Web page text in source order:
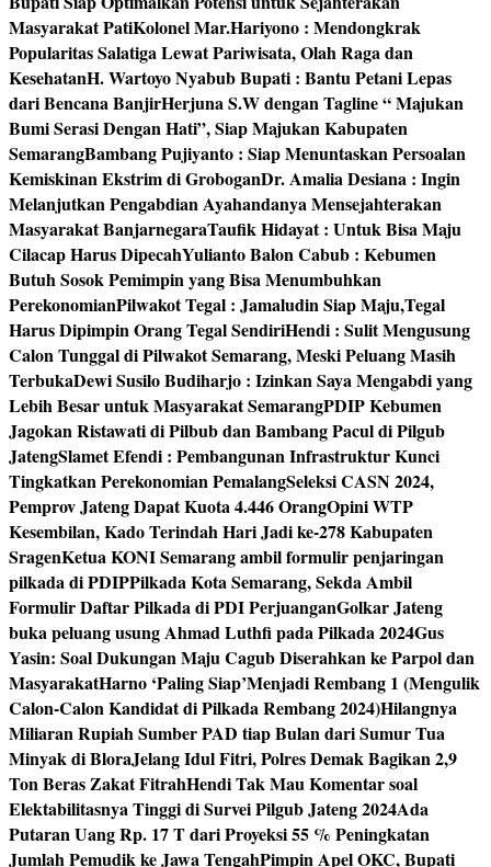
Masyarakat PatiKolonel Mar.Hariyono : Mendongkrak
Popularitas Salatiga Lewat Pariwisata, Olah Raga dan
KesehatanH. Wartoyo Nyabub Bupati : Bantu Petani Lepas
dari Bencana BanjirHerjuna S.W dengan Tagline “ Majukan
Bumi Serasi Dengan Hati”, Siap Majukan Kabupaten
SemarangBambang Pujiyanto : Siap Menuntaskan Persoalan
Kemiskinan Ekstrim di GroboganDr. Amalia Desiana : Ingin
Melanjutkan Pengabdian Ayahandanya Mensejahterakan
Masyarakat BanjarnegaraTaufik Hidayat : Untuk Bisa Maju
Cilacap Harus DipecahYulianto Balon Cabub : Kebumen
Butuh Sosok Pemimpin yang Bisa Menumbuhkan
PerekonomianPilwakot Tegal : Jamaludin Siap Maju,Tegal
Harus Dipimpin Orang Tegal SendiriHendi : Sulit Mengusung
Calon Tunggal di Pilwakot Semarang, Meski Peluang Masih
TerbukaDewi Susilo Budiharjo : Izinkan Saya Mengabdi yang
Lebih Besar untuk Masyarakat SemarangPDIP Kebumen
Jagokan Ristawati di Pilbub dan Bambang Pacul di Pilgub
JatengSlamet Efendi : Pembangunan Infrastruktur Kunci
Tingkatkan Perekonomian PemalangSeleksi CASN 2024,
Pemprov Jateng Dapat Kuota 4.446 OrangOpini WTP
Kesembilan, Kado Terindah Hari Jadi ke-278 Kabupaten
SragenKetua KONI Semarang ambil formulir penjaringan
pilkada di PDIPPilkada Kota Semarang, Sekda Ambil
Formulir Daftar Pilkada di PDI PerjuanganGolkar Jateng
buka peluang usung Ahmad Luthfi pada Pilkada 2024Gus
Yasin: Soal Dukungan Maju Cagub Diserahkan ke Parpol dan
MasyarakatHarno ‘Paling Siap’Menjadi Rembang 1 (Mengulik
Calon-Calon Kandidat di Pilkada Rembang 2024)Hilangnya
Miliaran Rupiah Sumber PAD tiap Bulan dari Sumur Tua
Minyak di BloraJelang Idul Fitri, Polres Demak Bagikan 2,9
Ton Beras Zakat FitrahHendi Tak Mau Komentar soal
Elektabilitasnya Tinggi di Survei Pilgub Jateng 2024Ada
Putaran Uang Rp. 17 T dari Proyeksi 55 % Peningkatan
Jumlah Pemudik ke Jawa TengahPimpin Apel OKC, Bupati